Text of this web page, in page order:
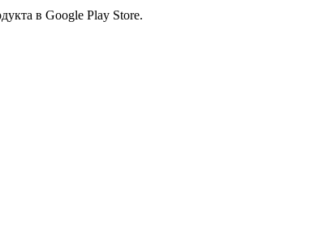
в Google Play Store.